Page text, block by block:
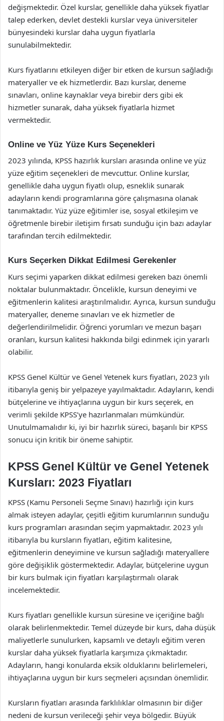
değişmektedir. Özel kurslar, genellikle daha yüksek fiyatlar
talep ederken, devlet destekli kurslar veya üniversiteler
bünyesindeki kurslar daha uygun fiyatlarla
sunulabilmektedir.
Kurs fiyatlarını etkileyen diğer bir etken de kursun sağladığı
materyaller ve ek hizmetlerdir. Bazı kurslar, deneme
sınavları, online kaynaklar veya birebir ders gibi ek
hizmetler sunarak, daha yüksek fiyatlarla hizmet
vermektedir.
Online ve Yüz Yüze Kurs Seçenekleri
2023 yılında, KPSS hazırlık kursları arasında online ve yüz
yüze eğitim seçenekleri de mevcuttur. Online kurslar,
genellikle daha uygun fiyatlı olup, esneklik sunarak
adayların kendi programlarına göre çalışmasına olanak
tanımaktadır. Yüz yüze eğitimler ise, sosyal etkileşim ve
öğretmenle birebir iletişim fırsatı sunduğu için bazı adaylar
tarafından tercih edilmektedir.
Kurs Seçerken Dikkat Edilmesi Gerekenler
Kurs seçimi yaparken dikkat edilmesi gereken bazı önemli
noktalar bulunmaktadır. Öncelikle, kursun deneyimi ve
eğitmenlerin kalitesi araştırılmalıdır. Ayrıca, kursun sunduğu
materyaller, deneme sınavları ve ek hizmetler de
değerlendirilmelidir. Öğrenci yorumları ve mezun başarı
oranları, kursun kalitesi hakkında bilgi edinmek için yararlı
olabilir.
KPSS Genel Kültür ve Genel Yetenek kurs fiyatları, 2023 yılı
itibarıyla geniş bir yelpazeye yayılmaktadır. Adayların, kendi
bütçelerine ve ihtiyaçlarına uygun bir kurs seçerek, en
verimli şekilde KPSS’ye hazırlanmaları mümkündür.
Unutulmamalıdır ki, iyi bir hazırlık süreci, başarılı bir KPSS
sonucu için kritik bir öneme sahiptir.
KPSS Genel Kültür ve Genel Yetenek
Kursları: 2023 Fiyatları
KPSS (Kamu Personeli Seçme Sınavı) hazırlığı için kurs
almak isteyen adaylar, çeşitli eğitim kurumlarının sunduğu
kurs programları arasından seçim yapmaktadır. 2023 yılı
itibarıyla bu kursların fiyatları, eğitim kalitesine,
eğitmenlerin deneyimine ve kursun sağladığı materyallere
göre değişiklik göstermektedir. Adaylar, bütçelerine uygun
bir kurs bulmak için fiyatları karşılaştırmalı olarak
incelemektedir.
Kurs fiyatları genellikle kursun süresine ve içeriğine bağlı
olarak belirlenmektedir. Temel düzeyde bir kurs, daha düşük
maliyetlerle sunulurken, kapsamlı ve detaylı eğitim veren
kurslar daha yüksek fiyatlarla karşımıza çıkmaktadır.
Adayların, hangi konularda eksik olduklarını belirlemeleri,
ihtiyaçlarına uygun bir kurs seçmeleri açısından önemlidir.
Kursların fiyatları arasında farklılıklar olmasının bir diğer
nedeni de kursun verileceği şehir veya bölgedir. Büyük